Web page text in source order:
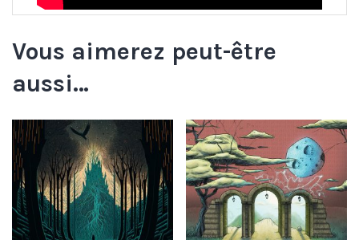
Vous aimerez peut-être
aussi…